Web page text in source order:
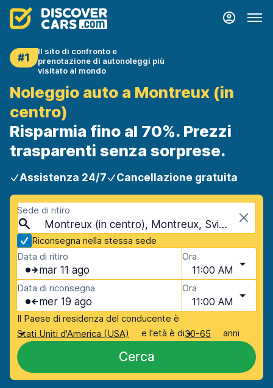
#1
Il sito di confronto e
prenotazione di autonoleggi più
visitato al mondo
Noleggio auto a Montreux (in
centro)
Risparmia fino al 70%. Prezzi
trasparenti senza sorprese.
Assistenza 24/7 Cancellazione gratuita
Sede di ritiro
Montreux (in centro), Montreux, Svizzera
Riconsegna nella stessa sede
Data di ritiro
mar 11 ago
Ora
11:00 AM
Data di riconsegna
mer 19 ago
Ora
11:00 AM
Il Paese di residenza del conducente è
Stati Uniti d'America (USA)
e l'età è di30-65 anni
Cerca